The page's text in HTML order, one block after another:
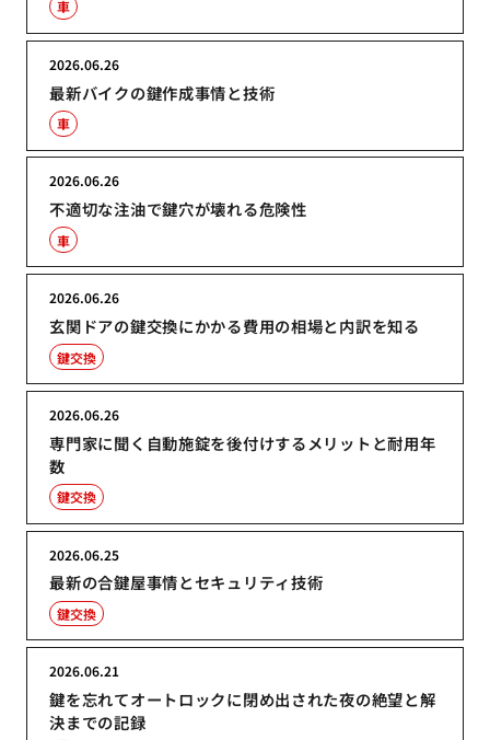
車
最新バイクの鍵作成事情と技術
2026.06.26
車
不適切な注油で鍵穴が壊れる危険性
2026.06.26
車
玄関ドアの鍵交換にかかる費用の相場と内訳を知る
2026.06.26
鍵交換
専門家に聞く自動施錠を後付けするメリットと耐用年
数
2026.06.26
鍵交換
最新の合鍵屋事情とセキュリティ技術
2026.06.25
鍵交換
鍵を忘れてオートロックに閉め出された夜の絶望と解
決までの記録
2026.06.21